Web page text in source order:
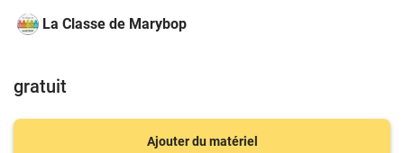
La Classe de Marybop
gratuit
Ajouter du matériel